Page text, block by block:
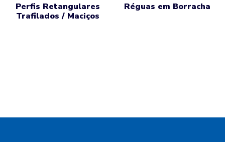
Perfis Retangulares
Trafilados / Maciços
Réguas em Borracha